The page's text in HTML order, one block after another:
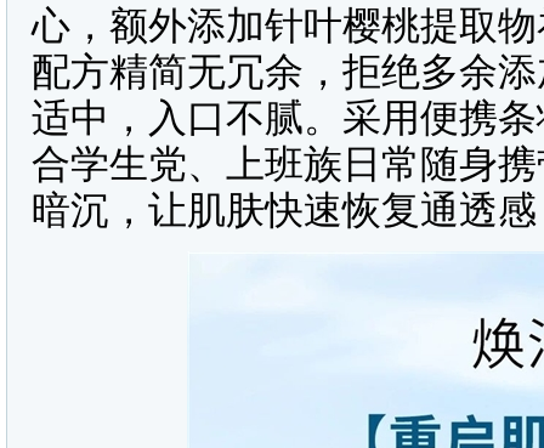
心，额外添加针叶樱桃提取
配方精简无冗余，拒绝多余
适中，入口不腻。采用便携
合学生党、上班族日常随身
暗沉，让肌肤快速恢复通透